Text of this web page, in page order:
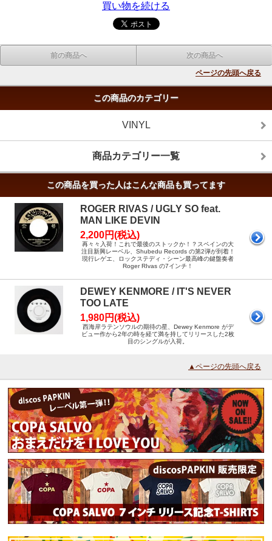
買い物を続ける
前の商品へ 次の商品へ
ページの先頭へ戻る
この商品のカテゴリー
VINYL
商品カテゴリー一覧
この商品を買った人はこんな商品も買ってます
ROGER RIVAS / UGLY SO feat.
MAN LIKE DEVIN
2,200円(税込)
再々々入荷！これで最後のストックか！？スペインの大
注目新興レーベル、Shubedu Records の第2弾が到着！
現行レゲエ、ロックステディ・シーン最高峰の鍵盤奏者
Roger RIvas の7インチ！
DEWEY KENMORE / IT'S NEVER
TOO LATE
1,980円(税込)
西海岸ラテンソウルの期待の星、Dewey Kenmore がデ
ビュー作から2年の時を経て満を持してリリースした2枚
目のシングルが入荷。
▲ページの先頭へ戻る